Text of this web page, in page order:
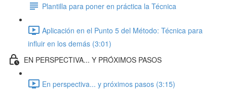
Plantilla para poner en práctica la Técnica
Aplicación en el Punto 5 del Método: Técnica para
influir en los demás (3:01)
EN PERSPECTIVA... Y PRÓXIMOS PASOS
En perspectiva... y próximos pasos (3:15)